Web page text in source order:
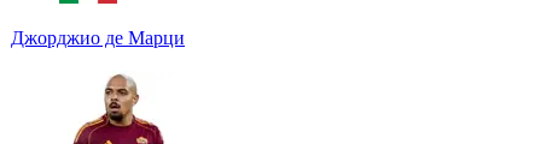
Джорджио де Марци